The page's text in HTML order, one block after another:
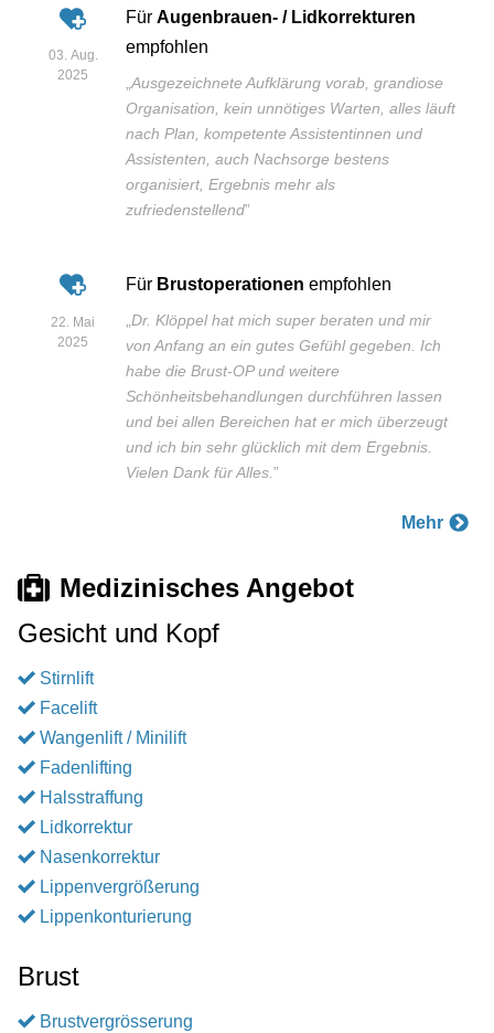
03. Aug.
2025
Für Augenbrauen- / Lidkorrekturen
empfohlen
Ausgezeichnete Aufklärung vorab, grandiose
Organisation, kein unnötiges Warten, alles läuft
nach Plan, kompetente Assistentinnen und
Assistenten, auch Nachsorge bestens
organisiert, Ergebnis mehr als
zufriedenstellend”
22. Mai
2025
Für Brustoperationen empfohlen
Dr. Klöppel hat mich super beraten und mir
von Anfang an ein gutes Gefühl gegeben. Ich
habe die Brust-OP und weitere
Schönheitsbehandlungen durchführen lassen
und bei allen Bereichen hat er mich überzeugt
und ich bin sehr glücklich mit dem Ergebnis.
Vielen Dank für Alles. ”
Mehr
Medizinisches Angebot
Gesicht und Kopf
Stirnlift
Facelift
Wangenlift / Minilift
Fadenlifting
Halsstraffung
Lidkorrektur
Nasenkorrektur
Lippenvergrößerung
Lippenkonturierung
Brust
Brustvergrösserung